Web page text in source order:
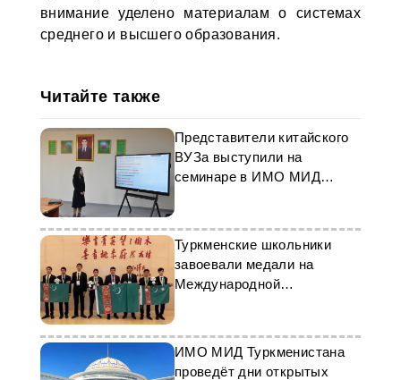
внимание уделено материалам о системах
среднего и высшего образования.
Читайте также
Представители китайского
ВУЗа выступили на
семинаре в ИМО МИД
Туркменские школьники
завоевали медали на
Международной
ИМО МИД Туркменистана
проведёт дни открытых